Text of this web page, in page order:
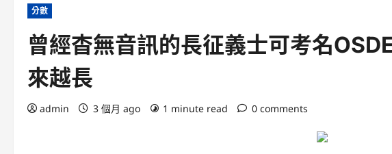
分數
曾經杳無音訊的長征義士可考名
來越長
admin 3 個月 ago 1 minute read 0 comments